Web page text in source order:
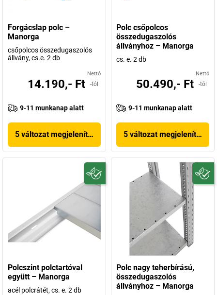
Forgácslap polc –
Manorga
csőpolcos összedugaszolós
állvány, cs.e. 2 db
Nettó
14.190,- Ft -tól
9-11 munkanap alatt
5 változat megjelenítése
Polc csőpolcos
összedugaszolós
állványhoz – Manorga
cs. e. 2 db
Nettó
50.490,- Ft -tól
9-11 munkanap alatt
5 változat megjelenítése
Polcszint polctartóval
együtt – Manorga
acél polcrátét, cs. e. 2 db
Polc nagy teherbírású,
összedugaszolós
állványhoz – Manorga